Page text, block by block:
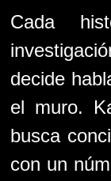
Cada
decide
el muro.
busca
con un